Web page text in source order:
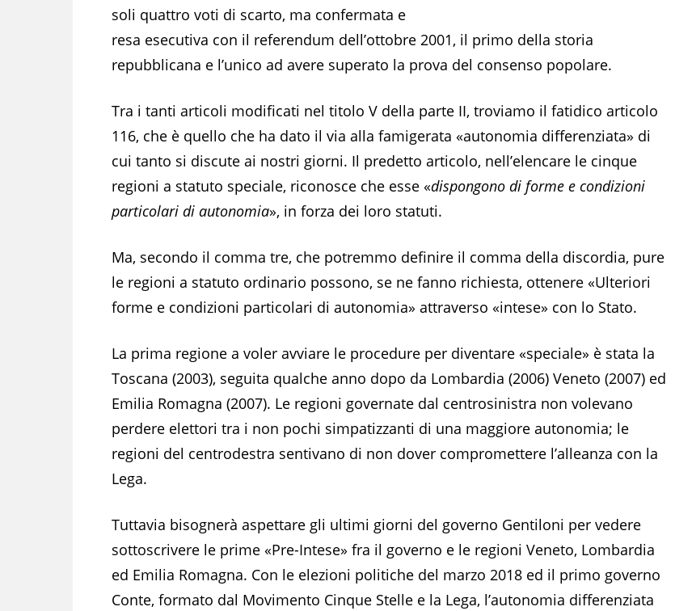
soli quattro voti di scarto, ma confermata e
resa esecutiva con il referendum dell’ottobre 2001, il primo della storia
repubblicana e l’unico ad avere superato la prova del consenso popolare.
Tra i tanti articoli modificati nel titolo V della parte II, troviamo il fatidico articolo
116, che è quello che ha dato il via alla famigerata «autonomia differenziata» di
cui tanto si discute ai nostri giorni. Il predetto articolo, nell’elencare le cinque
regioni a statuto speciale, riconosce che esse «dispongono di forme e condizioni
particolari di autonomia», in forza dei loro statuti.
Ma, secondo il comma tre, che potremmo definire il comma della discordia, pure
le regioni a statuto ordinario possono, se ne fanno richiesta, ottenere «Ulteriori
forme e condizioni particolari di autonomia» attraverso «intese» con lo Stato.
La prima regione a voler avviare le procedure per diventare «speciale» è stata la
Toscana (2003), seguita qualche anno dopo da Lombardia (2006) Veneto (2007) ed
Emilia Romagna (2007). Le regioni governate dal centrosinistra non volevano
perdere elettori tra i non pochi simpatizzanti di una maggiore autonomia; le
regioni del centrodestra sentivano di non dover compromettere l’alleanza con la
Lega.
Tuttavia bisognerà aspettare gli ultimi giorni del governo Gentiloni per vedere
sottoscrivere le prime «Pre-Intese» fra il governo e le regioni Veneto, Lombardia
ed Emilia Romagna. Con le elezioni politiche del marzo 2018 ed il primo governo
Conte, formato dal Movimento Cinque Stelle e la Lega, l’autonomia differenziata